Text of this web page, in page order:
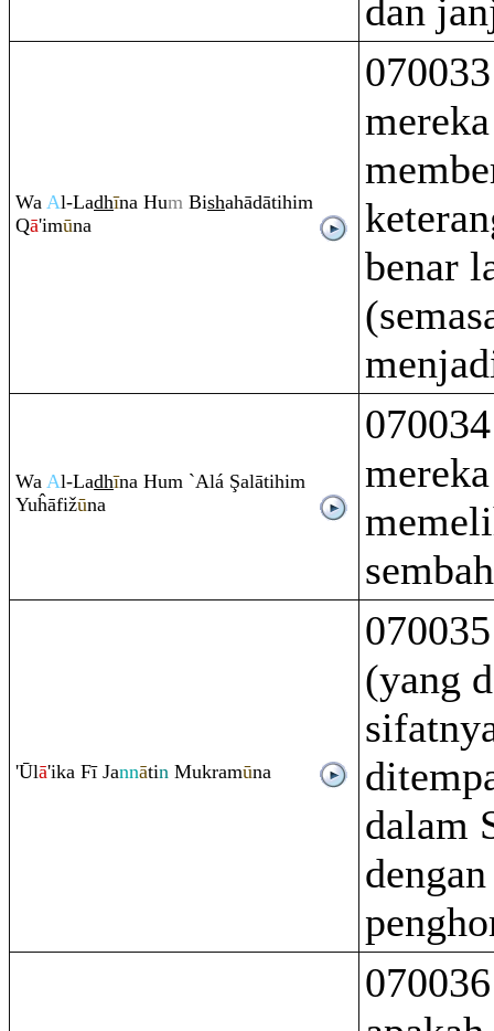
dan
Wa Al-Ladhīna Hum Bishahādātihim
Qā'imūna
benar
Wa Al-Ladhīna Hum `Alá Şalātihim
Yuĥāfižūna
'Ūlā'ika Fī Jannātin Mukramūna
(yang
dalam